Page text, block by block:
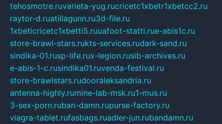
tehosmotre.ruvarieta-yug.rucricetc1xbetr1xbetcc2.ru
raytor-d.ruatillagunn.ru3d-file.ru
1xbeticricetc1xbetti5.ruuafoot-statti.rue-abis1c.ru
store-brawl-stars.rukts-services.rudark-sand.ru
sindika-01.rusp-life.rux-legion.rusib-archives.ru
e-abis-1-c.rusindika01.ruvenda-festival.ru
store-brawlstars.rudooraleksandria.ru
antenna-highly.rumine-lab-msk.ru1-mus.ru
3-sex-porn.ruban-damn.rupurse-factory.ru
viagra-tablet.rufasbags.ruadler-jun.rubandamn.ru